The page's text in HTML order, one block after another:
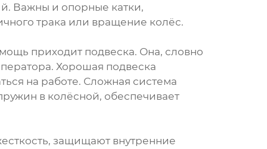
Важны и опорные катки,
трака или вращение колёс.
приходит подвеска. Она, словно
Хорошая подвеска
на работе. Сложная система
в колёсной, обеспечивает
защищают внутренние